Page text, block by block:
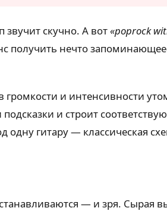
скучно. А вот«poprock
нечто
и интенсивности
и строит
гитару — классическая
— и зря. Сырая